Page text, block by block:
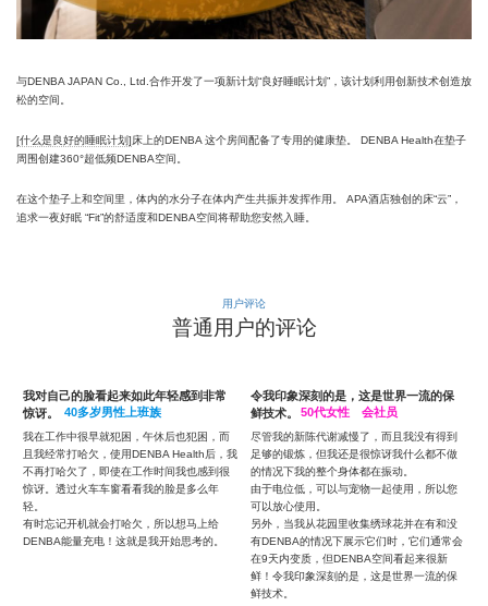
与DENBA JAPAN Co., Ltd.合作开发了一项新计划“良好睡眠计划”，该计划利用创新技术创造放
松的空间。
[什么是良好的睡眠计划]床上的DENBA 这个房间配备了专用的健康垫。 DENBA Health在垫子
周围创建360°超低频DENBA空间。
在这个垫子上和空间里，体内的水分子在体内产生共振并发挥作用。 APA酒店独创的床“云”，
追求一夜好眠 “Fit”的舒适度和DENBA空间将帮助您安然入睡。
用户评论
普通用户的评论
令我印象深刻的是，这是世界一流的保
鲜技术。50代女性 会社员
尽管我的新陈代谢减慢了，而且我没有得到
足够的锻炼，但我还是很惊讶我什么都不做
的情况下我的整个身体都在振动。
由于电位低，可以与宠物一起使用，所以您
可以放心使用。
另外，当我从花园里收集绣球花并在有和没
有DENBA的情况下展示它们时，它们通常会
它还抑制了我家水族箱水质的恶化，这
真是令人惊讶！60多岁男性，上班族
我是一名出租车司机。由于我的工作时间不
同且生物钟不稳定，我一直在寻找健康设备
来帮助我保持体形。我觉得DENBA Health最
大的优势就是不需要做任何事情就可以支持
你的健康，因为我很容易感到无聊。我已经
使用它一年了，没有一天不用它。令我惊讶
的是，我家的DENBA空间水族馆的水质恶化
也被抑制了！